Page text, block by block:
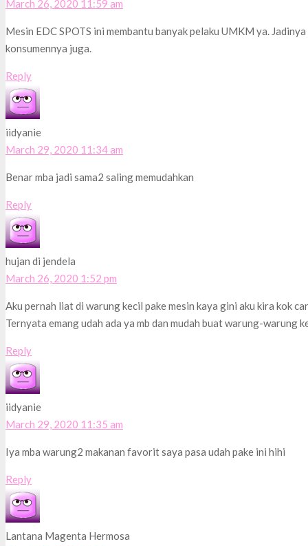
March 26, 2020 11:59 am
Mesin EDC SPOTS ini membantu banyak pelaku UMKM ya.
konsumennya juga.
Reply
iidyanie
March 29, 2020 11:34 am
Benar mba jadi sama2 saling memudahkan
Reply
hujan di jendela
March 26, 2020 1:52 pm
Aku pernah liat di warung kecil pake mesin kaya gini aku kira kok
Ternyata emang udah ada ya mb dan mudah buat warung-warung
Reply
iidyanie
March 29, 2020 11:35 am
Iya mba warung2 makanan favorit saya pasa udah pake ini hihi
Reply
Lantana Magenta Hermosa